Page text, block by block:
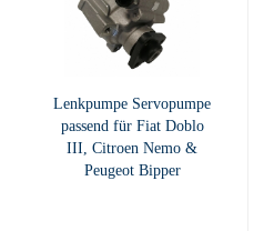
Lenkpumpe Servopumpe
passend für Fiat Doblo
III, Citroen Nemo &
Peugeot Bipper